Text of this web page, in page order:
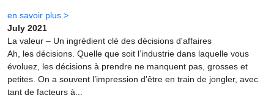
en savoir plus >
July 2021
La valeur – Un ingrédient clé des décisions d'affaires
Ah, les décisions. Quelle que soit l’industrie dans laquelle vous
évoluez, les décisions à prendre ne manquent pas, grosses et
petites. On a souvent l’impression d’être en train de jongler, avec
tant de facteurs à...